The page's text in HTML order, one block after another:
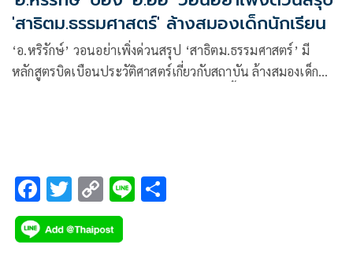
'สาธิตม.ธรรมศาสตร์' ล้างสมองเด็กนักเรียน
‘อ.หริรักษ์’ วอนอย่าเพิ่งด่วนสรุป ‘สาธิตม.ธรรมศาสตร์’ มี
หลักสูตรบิดเบือนประวัติศาสตร์เกี่ยวกับสถาบัน ล้างสมองเด็ก
F
ac
e
T
wi
tt
C
o
p
Li